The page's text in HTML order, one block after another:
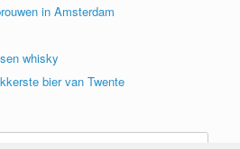
in Amsterdam
whisky
bier van Twente